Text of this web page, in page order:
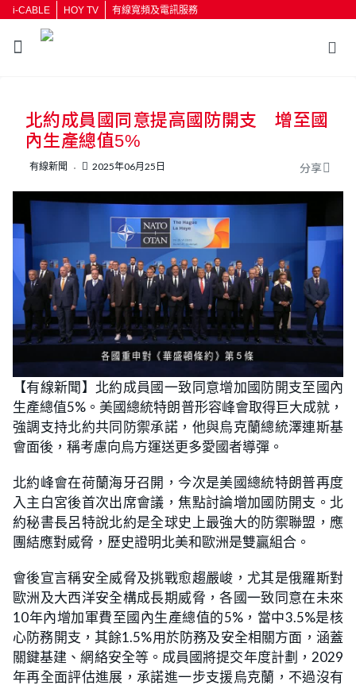
i-CABLE HOY TV 有線寬頻及電訊服務
按輸入鍵開始搜尋
北約成員國同意提高國防開支 增至國
內生產總值5%
有線新聞 2025年06月25日 分享
【有線新聞】北約成員國一致同意增加國防開支至國內
生產總值5%。美國總統特朗普形容峰會取得巨大成就，
強調支持北約共同防禦承諾，他與烏克蘭總統澤連斯基
會面後，稱考慮向烏方運送更多愛國者導彈。
北約峰會在荷蘭海牙召開，今次是美國總統特朗普再度
入主白宮後首次出席會議，焦點討論增加國防開支。北
約秘書長呂特說北約是全球史上最強大的防禦聯盟，應
團結應對威脅，歷史證明北美和歐洲是雙贏組合。
會後宣言稱安全威脅及挑戰愈趨嚴峻，尤其是俄羅斯對
歐洲及大西洋安全構成長期威脅，各國一致同意在未來
10年內增加軍費至國內生產總值的5%，當中3.5%是核
心防務開支，其餘1.5%用於防務及安全相關方面，涵蓋
關鍵基建、網絡安全等。成員國將提交年度計劃，2029
年再全面評估進展，承諾進一步支援烏克蘭，不過沒有